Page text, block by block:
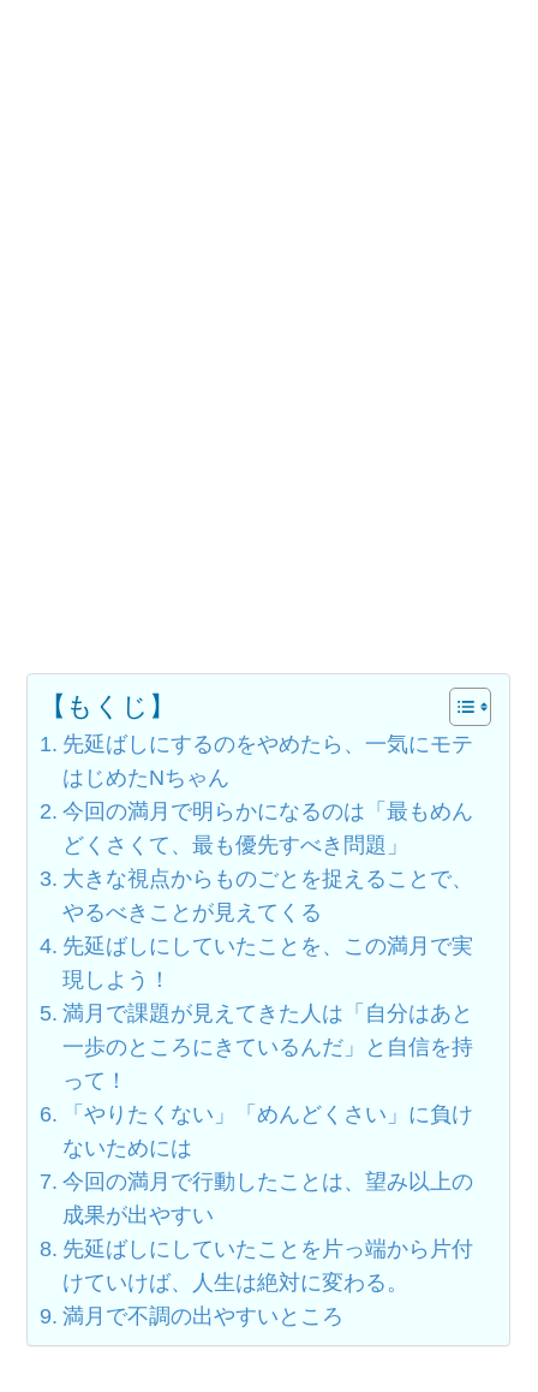
【もくじ】
先延ばしにするのをやめたら、一気にモテ
はじめたNちゃん
今回の満月で明らかになるのは「最もめん
どくさくて、最も優先すべき問題」
大きな視点からものごとを捉えることで、
やるべきことが見えてくる
先延ばしにしていたことを、この満月で実
現しよう！
満月で課題が見えてきた人は「自分はあと
一歩のところにきているんだ」と自信を持
って！
「やりたくない」「めんどくさい」に負け
ないためには
今回の満月で行動したことは、望み以上の
成果が出やすい
先延ばしにしていたことを片っ端から片付
けていけば、人生は絶対に変わる。
満月で不調の出やすいところ